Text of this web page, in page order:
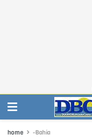
home -Bahía